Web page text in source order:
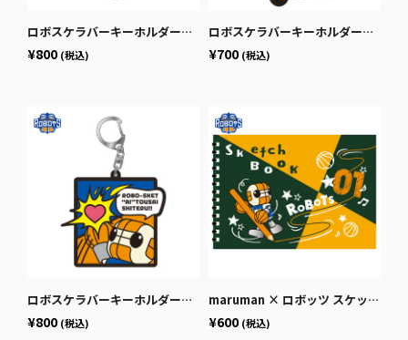
ロボスケラバーキーホルダー（ダンク）
¥800 (税込)
ロボスケラバーキーホルダー（キックボード）
¥700 (税込)
ロボスケラバーキーホルダー（コミック）
¥800 (税込)
maruman × ロボッツ スケッチブック B6
¥600 (税込)